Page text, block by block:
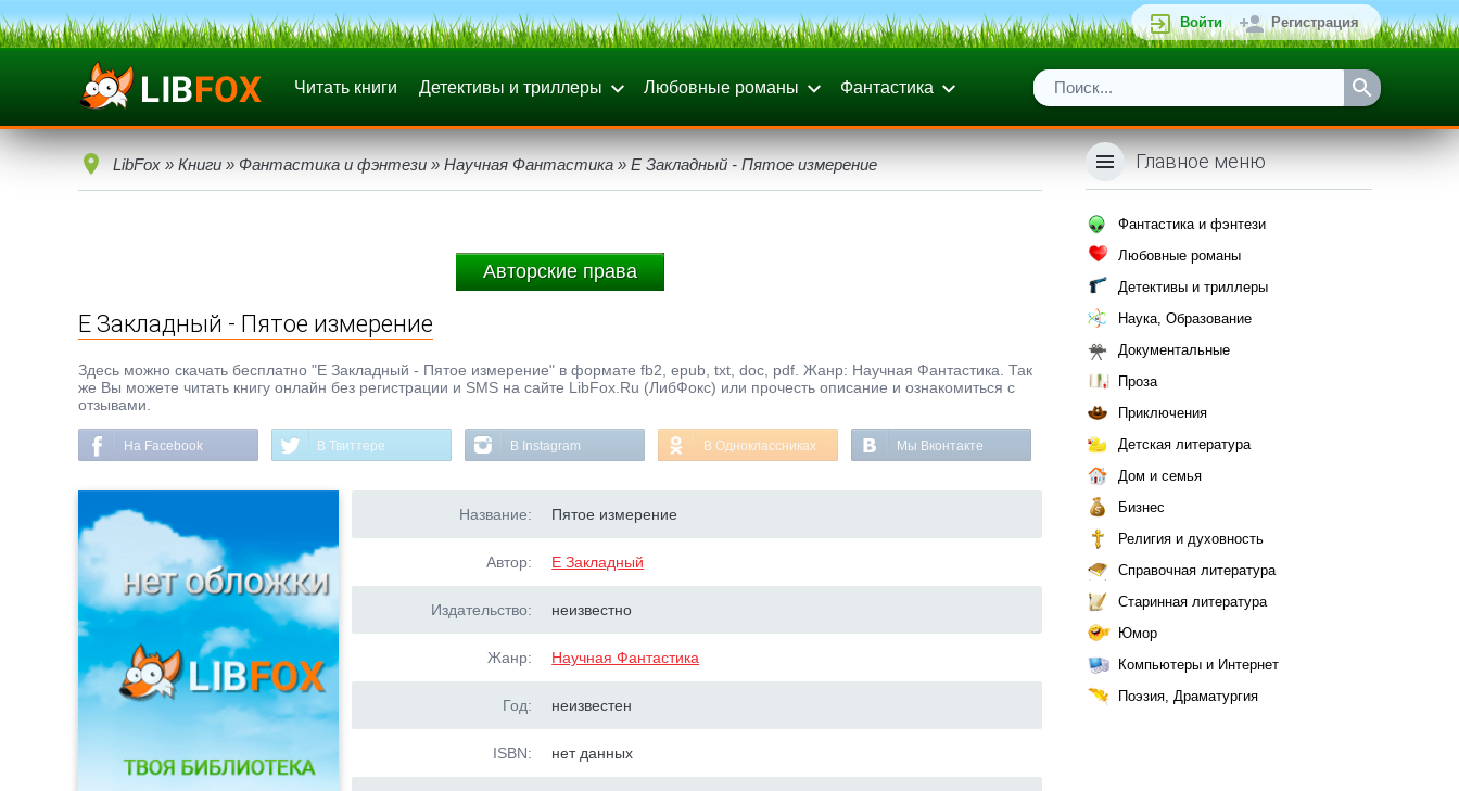
Войти Регистрация
Читать книги Детективы и триллеры Любовные романы Фантастика
LibFox » Книги » Фантастика и фэнтези » Научная Фантастика » Е Закладный - Пятое измерение
Авторские права
Е Закладный - Пятое измерение
Здесь можно скачать бесплатно "Е Закладный - Пятое измерение" в формате fb2, epub, txt, doc, pdf. Жанр: Научная Фантастика. Так
же Вы можете читать книгу онлайн без регистрации и SMS на сайте LibFox.Ru (ЛибФокс) или прочесть описание и ознакомиться с
отзывами.
На Facebook В Твиттере В Instagram В Одноклассниках Мы Вконтакте
Название: Пятое измерение
Автор: Е Закладный
Издательство: неизвестно
Жанр: Научная Фантастика
Год: неизвестен
ISBN: нет данных
Главное меню
Фантастика и фэнтези
Любовные романы
Детективы и триллеры
Наука, Образование
Документальные
Проза
Приключения
Детская литература
Дом и семья
Бизнес
Религия и духовность
Справочная литература
Старинная литература
Юмор
Компьютеры и Интернет
Поэзия, Драматургия